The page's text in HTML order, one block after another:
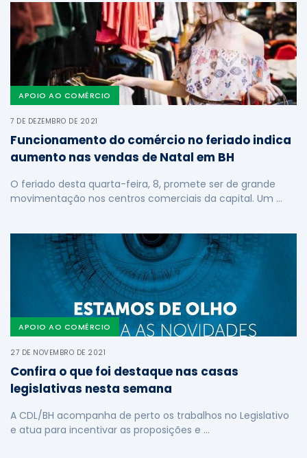
APOIO AO COMÉRCIO
7 DE DEZEMBRO DE 2021
Funcionamento do comércio no feriado indica
aumento nas vendas de Natal em BH
O feriado desta quarta-feira, 8, promete ser de grande
movimentação nos centros comerciais da capital. Um …
APOIO AO COMÉRCIO
27 DE NOVEMBRO DE 2021
Confira o que foi destaque nas casas
legislativas nesta semana
A CDL/BH acompanha de perto os trabalhos no Legislativo
e atua para incentivar as proposições e …